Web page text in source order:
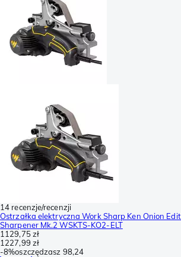
14 recenzje/recenzji
Ostrzałka elektryczna Work Sharp Ken Onion
Sharpener Mk.2 WSKTS-KO2-ELT
1129,75 zł
1227,99 zł
-8%oszczędzasz 98,24